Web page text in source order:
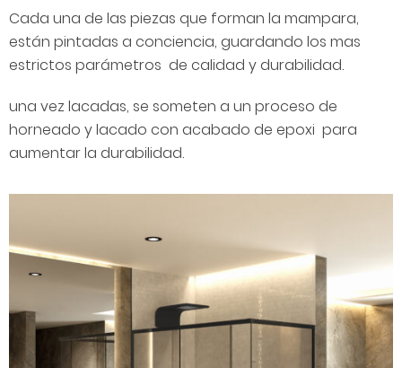
Cada una de las piezas que forman la mampara,
están pintadas a conciencia, guardando los mas
estrictos parámetros de calidad y durabilidad.
una vez lacadas, se someten a un proceso de
horneado y lacado con acabado de epoxi para
aumentar la durabilidad.